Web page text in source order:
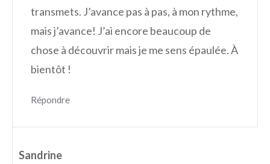
transmets. J’avance pas à pas, à mon rythme,
mais j’avance! J’ai encore beaucoup de
chose à découvrir mais je me sens épaulée. À
bientôt !
Répondre
Sandrine